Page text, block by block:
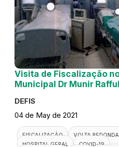
Visita de Fiscalização
Municipal Dr Munir Rafful
DEFIS
04 de May de 2021
FISCALIZAÇÃO
VOLTA REDONDA
HOSPITAL GERAL
COVID-19